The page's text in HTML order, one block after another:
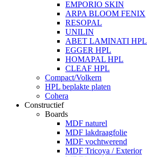
EMPORIO SKIN
ARPA BLOOM FENIX
RESOPAL
UNILIN
ABET LAMINATI HPL
EGGER HPL
HOMAPAL HPL
CLEAF HPL
Compact/Volkern
HPL beplakte platen
Cohera
Constructief
Boards
MDF naturel
MDF lakdraagfolie
MDF vochtwerend
MDF Tricoya / Exterior